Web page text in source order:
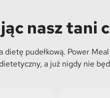
nasz tani
pudełkową. Power
a już nigdy nie